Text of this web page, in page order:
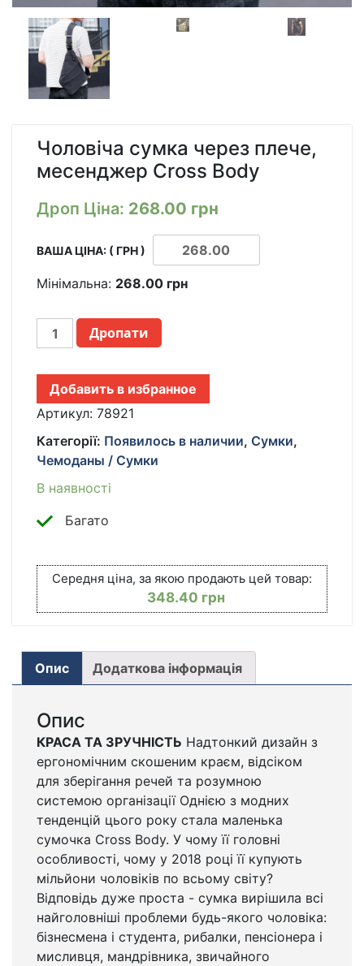
Чоловіча сумка через плече,
месенджер Cross Body
Дроп Ціна: 268.00 грн
ВАША ЦІНА: ( ГРН )
Мінімальна: 268.00 грн
МУЖСКАЯ
СУМКА
ПЛЕЧО,
МЕССЕНДЖЕР
CROSS
(КРОСС
БОДИ)!
КІЛЬКІСТЬ
Дропати
Добавить в избранное
Артикул: 78921
Категорії: Появилось в наличии, Сумки,
Чемоданы / Сумки
В наявності
Багато
Середня ціна, за якою продають цей товар:
348.40 грн
Опис Додаткова інформація
Опис
КРАСА ТА ЗРУЧНІСТЬ Надтонкий дизайн з
ергономічним скошеним краєм, відсіком
для зберігання речей та розумною
системою організації Однією з модних
тенденцій цього року стала маленька
сумочка Cross Body. У чому її головні
особливості, чому у 2018 році її купують
мільйони чоловіків по всьому світу?
Відповідь дуже проста - сумка вирішила всі
найголовніші проблеми будь-якого чоловіка:
бізнесмена і студента, рибалки, пенсіонера і
мисливця, мандрівника, звичайного